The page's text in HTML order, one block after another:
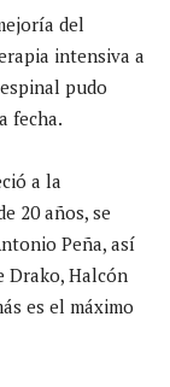
del
intensiva a
pudo
fecha.
a la
20 años, se
Peña, así
Drako, Halcón
es el máximo